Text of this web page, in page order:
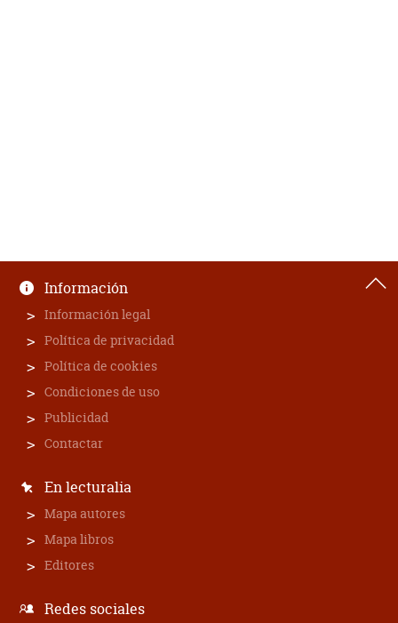
Información
Información legal
Política de privacidad
Política de cookies
Condiciones de uso
Publicidad
Contactar
En lecturalia
Mapa autores
Mapa libros
Editores
Redes sociales